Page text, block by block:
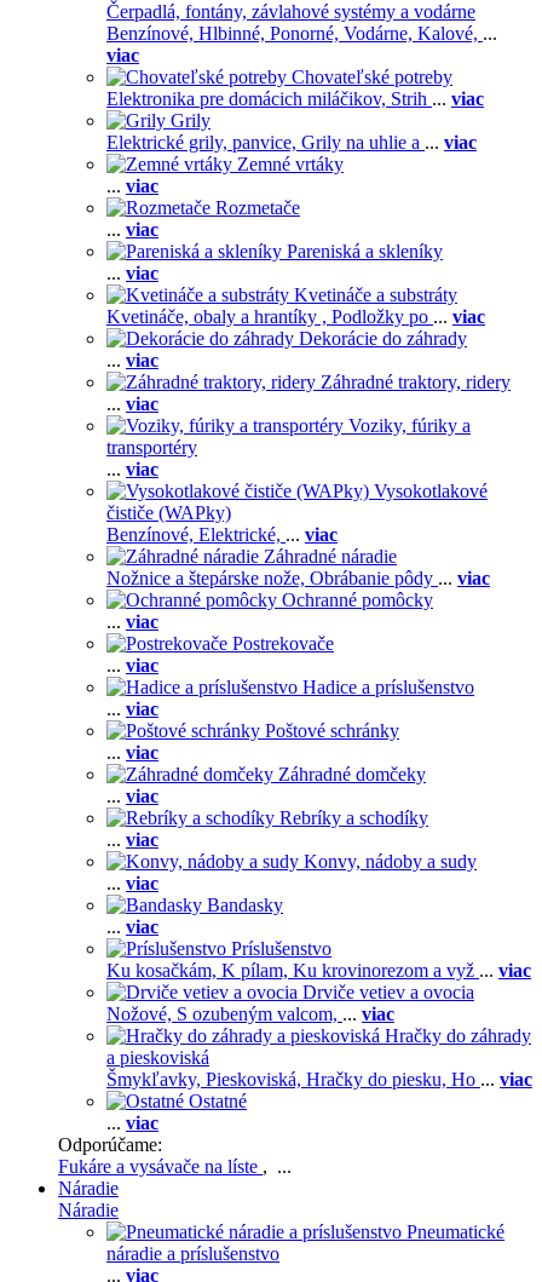
Čerpadlá, fontány, závlahové systémy a vodárne
Benzínové, Hlbinné, Ponorné, Vodárne, Kalové, ...
viac
Chovateľské potreby
Elektronika pre domácich miláčikov, Strih ... viac
Grily
Elektrické grily, panvice, Grily na uhlie a ... viac
Zemné vrtáky
... viac
Rozmetače
... viac
Pareniská a skleníky
... viac
Kvetináče a substráty
Kvetináče, obaly a hrantíky , Podložky po ... viac
Dekorácie do záhrady
... viac
Záhradné traktory, ridery
... viac
Voziky, fúriky a
transportéry
... viac
Vysokotlakové
čističe (WAPky)
Benzínové, Elektrické, ... viac
Záhradné náradie
Nožnice a štepárske nože, Obrábanie pôdy ... viac
Ochranné pomôcky
... viac
Postrekovače
... viac
Hadice a príslušenstvo
... viac
Poštové schránky
... viac
Záhradné domčeky
... viac
Rebríky a schodíky
... viac
Konvy, nádoby a sudy
... viac
Bandasky
... viac
Príslušenstvo
Ku kosačkám, K pílam, Ku krovinorezom a vyž ... viac
Drviče vetiev a ovocia
Nožové, S ozubeným valcom, ... viac
Hračky do záhrady
a pieskoviská
Šmykľavky, Pieskoviská, Hračky do piesku, Ho ... viac
Ostatné
... viac
Odporúčame:
Fukáre a vysávače na líste , ...
Náradie
Náradie
Pneumatické
náradie a príslušenstvo
... viac